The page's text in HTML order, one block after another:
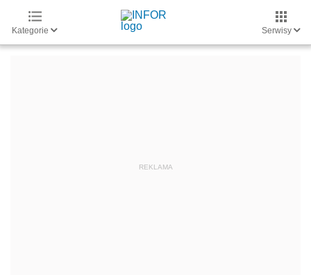
Kategorie Serwisy